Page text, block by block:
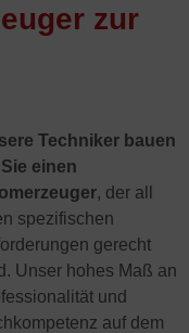
zur
Techniker bauen
einen
, der all
spezifischen
gerecht
Unser hohes Maß an
und
auf dem